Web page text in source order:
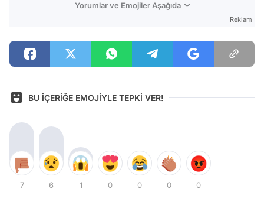
Yorumlar ve Emojiler Aşağıda
Reklam
BU İÇERİĞE EMOJİYLE TEPKİ VER!
7 6 1 0 0 0 0